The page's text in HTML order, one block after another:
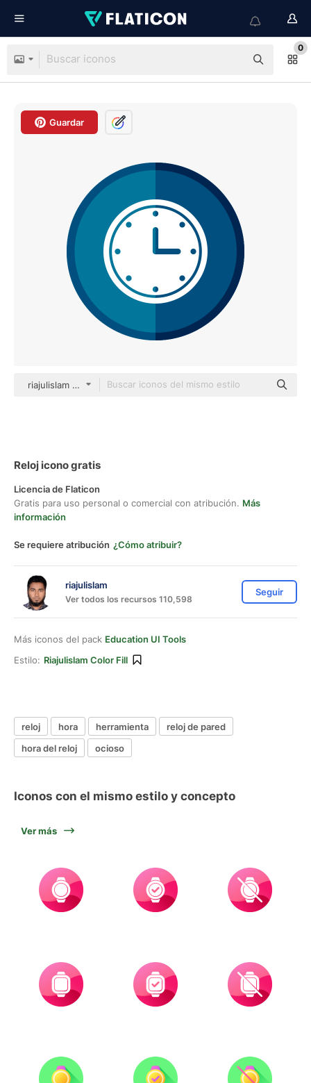
0
Guardar
riajulislam color fill
Reloj icono gratis
Licencia de Flaticon
Gratis para uso personal o comercial con atribución. Más
información
Se requiere atribución ¿Cómo atribuir?
riajulislam
Ver todos los recursos 110,598
Seguir
Más iconos del pack Education UI Tools
Estilo: Riajulislam Color Fill
reloj hora herramienta
reloj de pared
hora del reloj
ocioso
Iconos con el mismo estilo y concepto
Ver más